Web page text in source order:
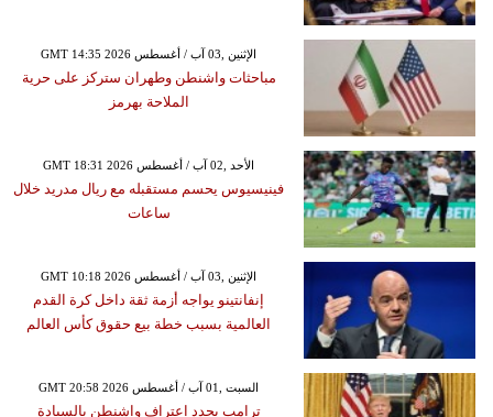
GMT 14:35 2026 الإثنين ,03 آب / أغسطس
مباحثات واشنطن وطهران ستركز على حرية
الملاحة بهرمز
GMT 18:31 2026 الأحد ,02 آب / أغسطس
فينيسيوس يحسم مستقبله مع ريال مدريد خلال
ساعات
GMT 10:18 2026 الإثنين ,03 آب / أغسطس
إنفانتينو يواجه أزمة ثقة داخل كرة القدم
العالمية بسبب خطة بيع حقوق كأس العالم
GMT 20:58 2026 السبت ,01 آب / أغسطس
ترامب يجدد اعتراف واشنطن بالسيادة